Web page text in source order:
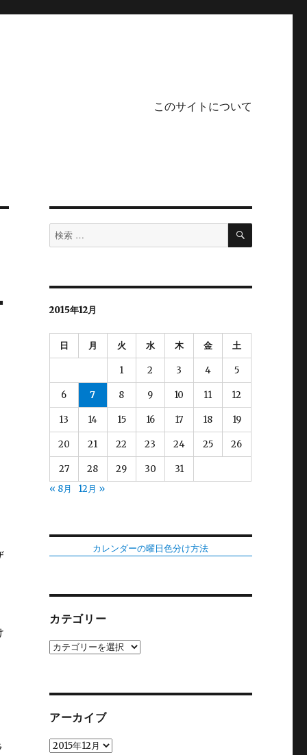
このサイトについて
検
索
検
2015年12月
日 月 火 水 木 金 土
1 2 3 4 5
6 7 8 9 10 11 12
13 14 15 16 17 18 19
20 21 22 23 24 25 26
27 28 29 30
31
« 8月
12月 »
カレンダーの曜日色分け方法
カテゴリー
カ
アーカイブ
ア